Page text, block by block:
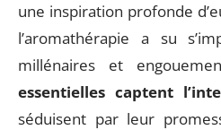
une inspiration profonde
l’aromathérapie a su
millénaires et
essentielles captent
séduisent par leur